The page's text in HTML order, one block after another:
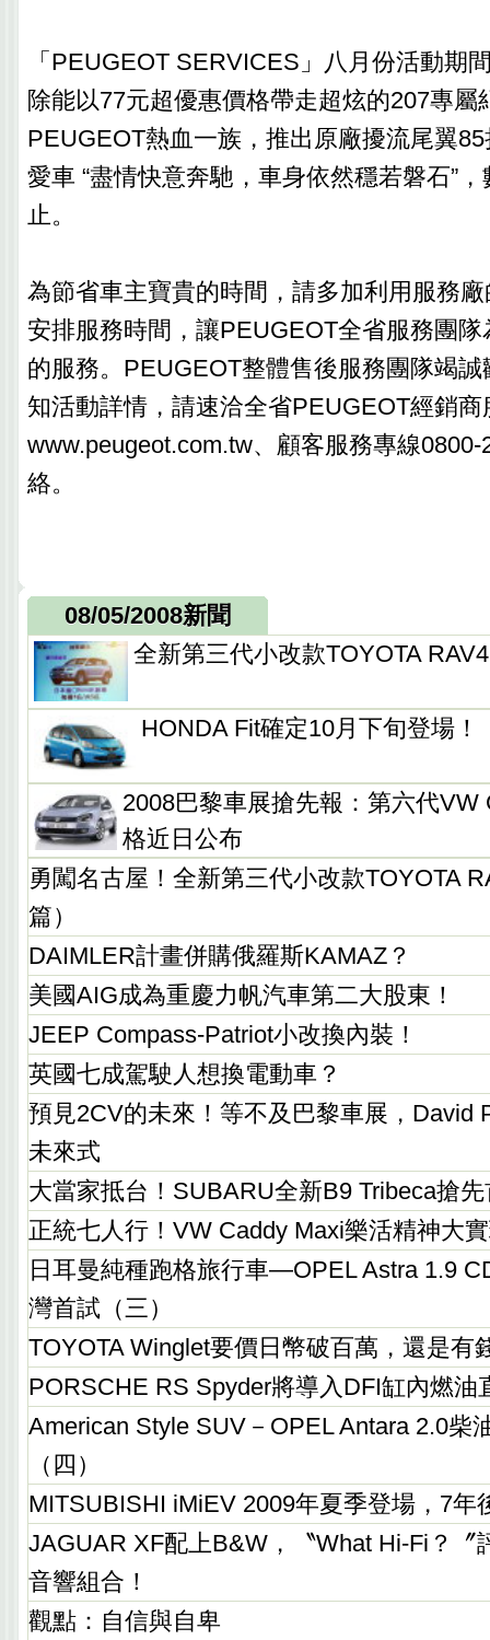
「PEUGEOT SERVICES」八月份活動期
除能以77元超優惠價格帶走超炫的207專屬
PEUGEOT熱血一族，推出原廠擾流尾翼
愛車 “盡情快意奔馳，車身依然穩若磐石”
止。
為節省車主寶貴的時間，請多加利用服務
安排服務時間，讓PEUGEOT全省服務團
的服務。PEUGEOT整體售後服務團隊竭
知活動詳情，請速洽全省PEUGEOT經銷
www.peugeot.com.tw、顧客服務專線
絡。
08/05/2008新聞
全新第三代小改款TOYOTA
HONDA Fit確定10月下旬登場！
2008巴黎車展搶先報：第六代VW
格近日公布
勇闖名古屋！全新第三代小改款TOYOTA
篇）
DAIMLER計畫併購俄羅斯KAMAZ？
美國AIG成為重慶力帆汽車第二大股東！
JEEP Compass-Patriot小改換內裝！
英國七成駕駛人想換電動車？
預見2CV的未來！等不及巴黎車展，David
未來式
大當家抵台！SUBARU全新B9 Tribeca搶
正統七人行！VW Caddy Maxi樂活精神大
日耳曼純種跑格旅行車—OPEL Astra 1.9
灣首試（三）
TOYOTA Winglet要價日幣破百萬，還是有
PORSCHE RS Spyder將導入DFI缸內燃油
American Style SUV－OPEL Antara 2.0柴
（四）
MITSUBISHI iMiEV 2009年夏季登場，7年
JAGUAR XF配上B&W，〝What Hi-Fi？〞
音響組合！
觀點：自信與自卑